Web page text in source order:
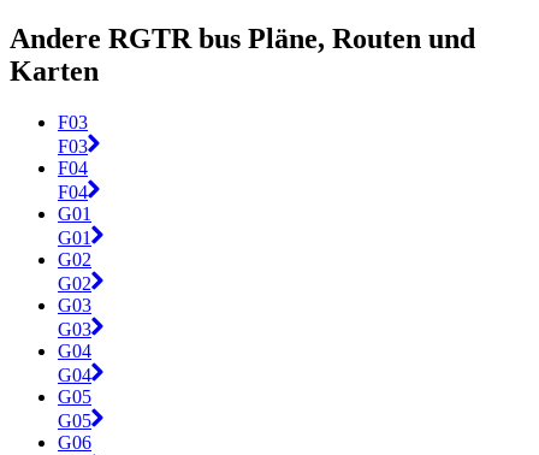
Andere RGTR bus Pläne, Routen und
Karten
F03
F03
F04
F04
G01
G01
G02
G02
G03
G03
G04
G04
G05
G05
G06